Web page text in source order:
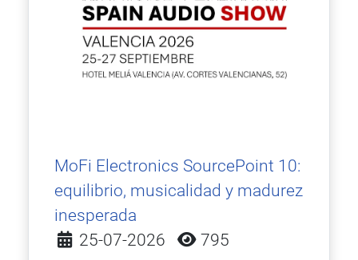
MoFi Electronics SourcePoint 10:
equilibrio, musicalidad y madurez
inesperada
Detalles
25-07-2026 795